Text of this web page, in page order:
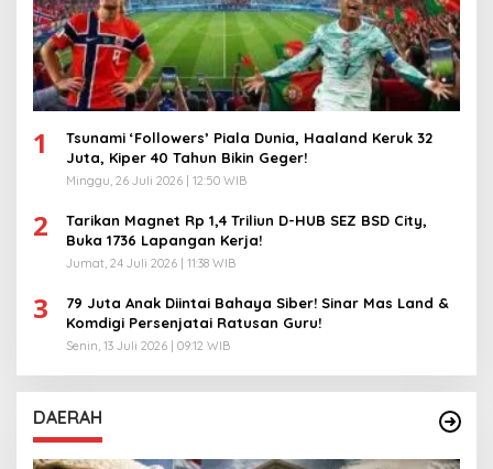
1
Tsunami ‘Followers’ Piala Dunia, Haaland Keruk 32
Juta, Kiper 40 Tahun Bikin Geger!
Minggu, 26 Juli 2026 | 12:50 WIB
2
Tarikan Magnet Rp 1,4 Triliun D-HUB SEZ BSD City,
Buka 1736 Lapangan Kerja!
Jumat, 24 Juli 2026 | 11:38 WIB
3
79 Juta Anak Diintai Bahaya Siber! Sinar Mas Land &
Komdigi Persenjatai Ratusan Guru!
Senin, 13 Juli 2026 | 09:12 WIB
DAERAH